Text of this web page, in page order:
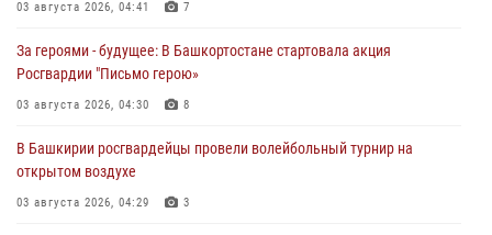
03 августа 2026, 04:41 7
За героями - будущее: В Башкортостане стартовала акция
Росгвардии "Письмо герою»
03 августа 2026, 04:30 8
В Башкирии росгвардейцы провели волейбольный турнир на
открытом воздухе
03 августа 2026, 04:29 3